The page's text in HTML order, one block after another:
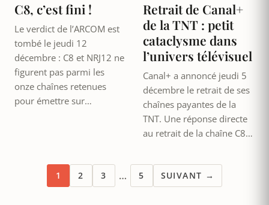
C8, c’est fini !
Le verdict de l’ARCOM est
tombé le jeudi 12
décembre : C8 et NRJ12 ne
figurent pas parmi les
onze chaînes retenues
pour émettre sur…
Retrait de Canal+
de la TNT : petit
cataclysme dans
l’univers télévisuel
Canal+ a annoncé jeudi 5
décembre le retrait de ses
chaînes payantes de la
TNT. Une réponse directe
au retrait de la chaîne C8…
1 2 3 … 5 SUIVANT →